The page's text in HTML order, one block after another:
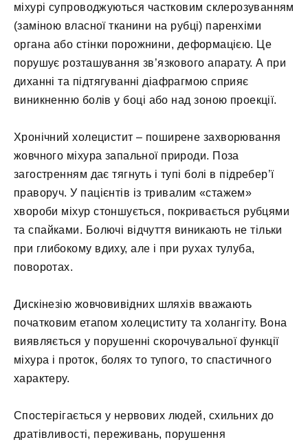
міхурі супроводжуються частковим склерозуванням
(заміною власної тканини на рубці) паренхіми
органа або стінки порожнини, деформацією. Це
порушує розташування зв’язкового апарату. А при
диханні та підтягуванні діафрагмою сприяє
виникненню болів у боці або над зоною проекції.
Хронічний холецистит – поширене захворювання
жовчного міхура запальної природи. Поза
загостренням дає тягнуть і тупі болі в підребер’ї
праворуч. У пацієнтів із тривалим «стажем»
хвороби міхур стоншується, покривається рубцями
та спайками. Болючі відчуття виникають не тільки
при глибокому вдиху, але і при рухах тулуба,
поворотах.
Дискінезію жовчовивідних шляхів вважають
початковим етапом холециститу та холангіту. Вона
виявляється у порушенні скорочувальної функції
міхура і проток, болях то тупого, то спастичного
характеру.
Спостерігається у нервових людей, схильних до
дратівливості, переживань, порушення